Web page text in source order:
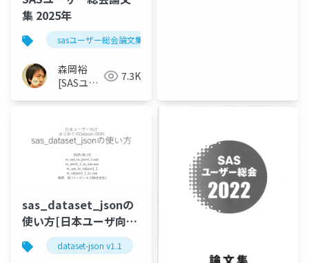
集 2025年
sasユーザー総会論文集 2025年
森岡裕
[SASユー
7.3K
sas_dataset_jsonの
使い方[日本ユーザ向け
はじめてのdataset-
JSON]
dataset-json v1.1